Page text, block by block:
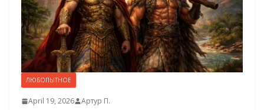
ЛЮБОПЫТНОЕ
April 19, 2026 Артур П.